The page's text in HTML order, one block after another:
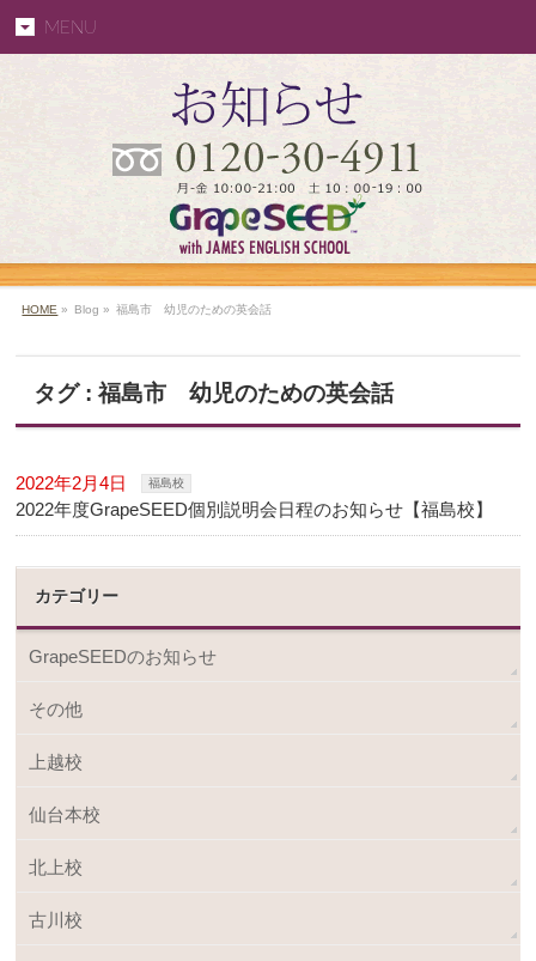
MENU
HOME » Blog » 福島市 幼児のための英会話
タグ : 福島市 幼児のための英会話
2022年2月4日 福島校
2022年度GrapeSEED個別説明会日程のお知らせ【福島校】
カテゴリー
GrapeSEEDのお知らせ
その他
上越校
仙台本校
北上校
古川校